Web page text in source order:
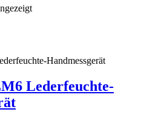
Lederfeuchte-